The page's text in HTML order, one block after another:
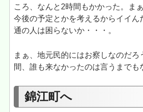
ころ、なんと2時間もかかった。ま
今後の予定とかを考えるからイイん
通の人は困らないか・・・。
まぁ、地元民的にはお察しなのだろ
間、誰も来なかったのは言うまでも
錦江町へ